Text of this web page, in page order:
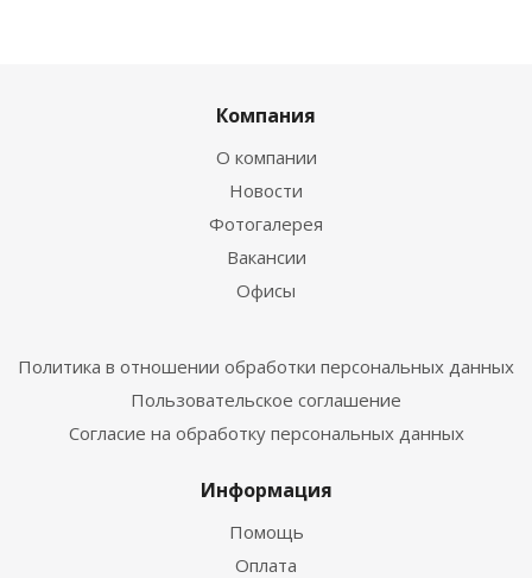
Компания
О компании
Новости
Фотогалерея
Вакансии
Офисы
Политика в отношении обработки персональных данных
Пользовательское соглашение
Согласие на обработку персональных данных
Информация
Помощь
Оплата